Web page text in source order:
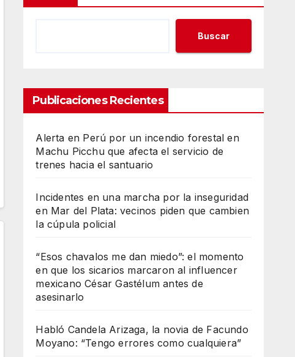
Buscar
Publicaciones Recientes
Alerta en Perú por un incendio forestal en
Machu Picchu que afecta el servicio de
trenes hacia el santuario
Incidentes en una marcha por la inseguridad
en Mar del Plata: vecinos piden que cambien
la cúpula policial
“Esos chavalos me dan miedo”: el momento
en que los sicarios marcaron al influencer
mexicano César Gastélum antes de
asesinarlo
Habló Candela Arizaga, la novia de Facundo
Moyano: “Tengo errores como cualquiera”